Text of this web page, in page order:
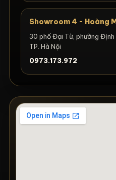
Showroom 4 - Hoàng
30 phố Đại Từ, phường Định
TP. Hà Nội
0973.173.972